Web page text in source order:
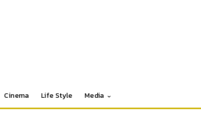
Cinema Life Style Media